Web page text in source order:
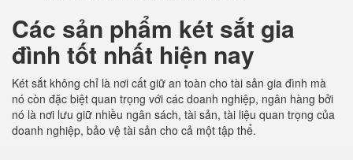
Các sản phẩm két sắt gia
đình tốt nhất hiện nay
Két sắt không chỉ là nơi cất giữ an toàn cho tài sản gia đình mà
nó còn đặc biệt quan trọng với các doanh nghiệp, ngân hàng bởi
nó là nơi lưu giữ nhiều ngân sách, tài sản, tài liệu quan trọng của
doanh nghiệp, bảo vệ tài sản cho cả một tập thể.